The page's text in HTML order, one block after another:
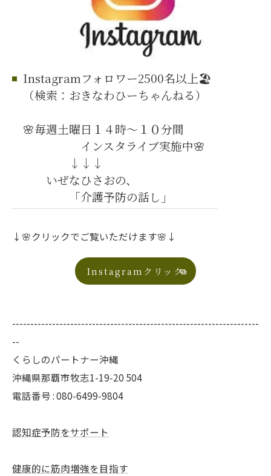
Instagramフォロワー2500名以上🏖️
（検索：おきなわひーちゃんねる）
🌸毎週土曜日１４時～１０分間
インスタライブ実施中🌸
↓↓↓
いぜなひさおの、
「介護予防の話し」
↓🌸クリックでご覧いただけます🌸↓
Instagramクリック
--------------------------------------------------------------------
--
くらしのパートナー沖縄
沖縄県那覇市牧志1-19-20 504
電話番号 : 080-6499-9804
認知症予防をサポート
健康的に筋肉増強を目指す